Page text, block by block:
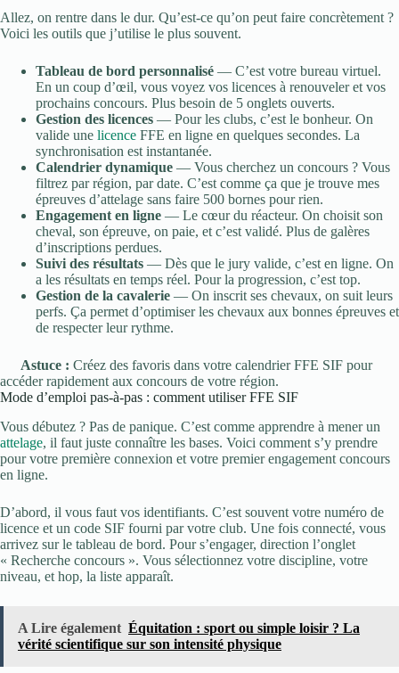
Allez, on rentre dans le dur. Qu’est-ce qu’on peut faire concrètement ?
Voici les outils que j’utilise le plus souvent.
Tableau de bord personnalisé — C’est votre bureau virtuel.
En un coup d’œil, vous voyez vos licences à renouveler et vos
prochains concours. Plus besoin de 5 onglets ouverts.
Gestion des licences — Pour les clubs, c’est le bonheur. On
valide une licence FFE en ligne en quelques secondes. La
synchronisation est instantanée.
Calendrier dynamique — Vous cherchez un concours ? Vous
filtrez par région, par date. C’est comme ça que je trouve mes
épreuves d’attelage sans faire 500 bornes pour rien.
Engagement en ligne — Le cœur du réacteur. On choisit son
cheval, son épreuve, on paie, et c’est validé. Plus de galères
d’inscriptions perdues.
Suivi des résultats — Dès que le jury valide, c’est en ligne. On
a les résultats en temps réel. Pour la progression, c’est top.
Gestion de la cavalerie — On inscrit ses chevaux, on suit leurs
perfs. Ça permet d’optimiser les chevaux aux bonnes épreuves et
de respecter leur rythme.
Astuce : Créez des favoris dans votre calendrier FFE SIF pour
accéder rapidement aux concours de votre région.
Mode d’emploi pas-à-pas : comment utiliser FFE SIF
Vous débutez ? Pas de panique. C’est comme apprendre à mener un
attelage, il faut juste connaître les bases. Voici comment s’y prendre
pour votre première connexion et votre premier engagement concours
en ligne.
D’abord, il vous faut vos identifiants. C’est souvent votre numéro de
licence et un code SIF fourni par votre club. Une fois connecté, vous
arrivez sur le tableau de bord. Pour s’engager, direction l’onglet
« Recherche concours ». Vous sélectionnez votre discipline, votre
niveau, et hop, la liste apparaît.
A Lire également Équitation : sport ou simple loisir ? La
vérité scientifique sur son intensité physique